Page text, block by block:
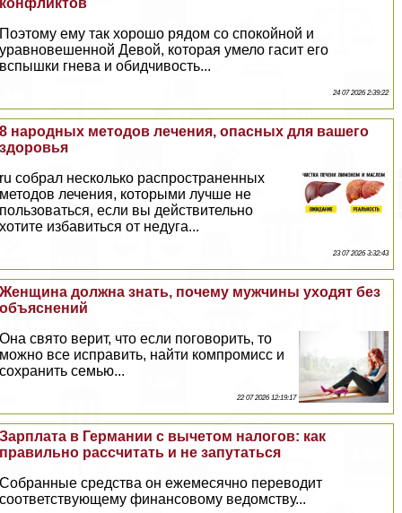
Поэтому ему так хорошо рядом со спокойной и
уравновешенной Девой, которая умело гасит его
вспышки гнева и обидчивость...
24 07 2026 2:39:22
8 народных методов лечения, опасных для вашего
здоровья
ru собрал несколько распространенных
методов лечения, которыми лучше не
пользоваться, если вы действительно
хотите избавиться от недуга...
23 07 2026 3:32:43
Женщина должна знать, почему мужчины уходят без
объяснений
Она свято верит, что если поговорить, то
можно все исправить, найти компромисс и
сохранить семью...
22 07 2026 12:19:17
Зарплата в Германии с вычетом налогов: как
правильно рассчитать и не запутаться
Собранные средства он ежемecячно переводит
соответствующему финансовому ведомству...